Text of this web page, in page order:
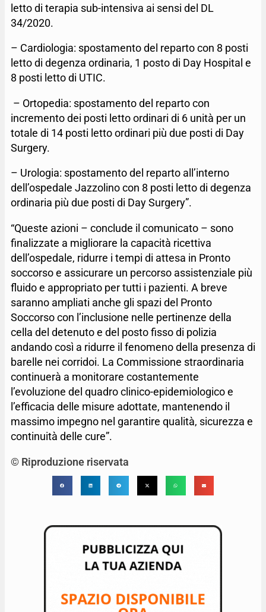
letto di terapia sub-intensiva ai sensi del DL
34/2020.
– Cardiologia: spostamento del reparto con 8 posti
letto di degenza ordinaria, 1 posto di Day Hospital e
8 posti letto di UTIC.
– Ortopedia: spostamento del reparto con
incremento dei posti letto ordinari di 6 unità per un
totale di 14 posti letto ordinari più due posti di Day
Surgery.
– Urologia: spostamento del reparto all’interno
dell’ospedale Jazzolino con 8 posti letto di degenza
ordinaria più due posti di Day Surgery”.
“Queste azioni – conclude il comunicato – sono
finalizzate a migliorare la capacità ricettiva
dell’ospedale, ridurre i tempi di attesa in Pronto
soccorso e assicurare un percorso assistenziale più
fluido e appropriato per tutti i pazienti. A breve
saranno ampliati anche gli spazi del Pronto
Soccorso con l’inclusione nelle pertinenze della
cella del detenuto e del posto fisso di polizia
andando così a ridurre il fenomeno della presenza di
barelle nei corridoi. La Commissione straordinaria
continuerà a monitorare costantemente
l’evoluzione del quadro clinico-epidemiologico e
l’efficacia delle misure adottate, mantenendo il
massimo impegno nel garantire qualità, sicurezza e
continuità delle cure”.
© Riproduzione riservata